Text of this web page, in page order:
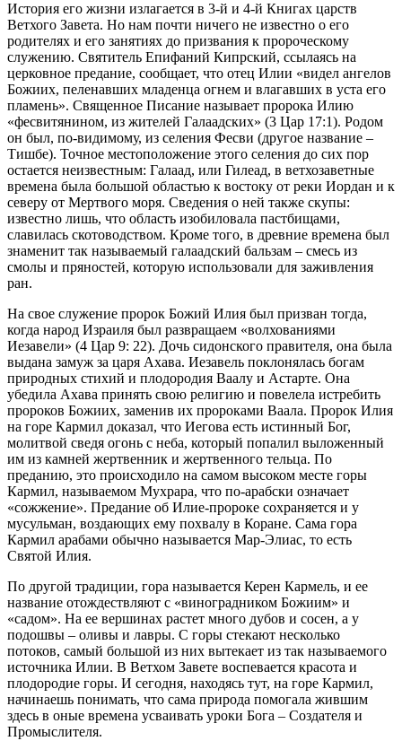
История его жизни излагается в 3-й и 4-й Книгах царств
Ветхого Завета. Но нам почти ничего не известно о его
родителях и его занятиях до призвания к пророческому
служению. Святитель Епифаний Кипрский, ссылаясь на
церковное предание, сообщает, что отец Илии «видел ангелов
Божиих, пеленавших младенца огнем и влагавших в уста его
пламень». Священное Писание называет пророка Илию
«фесвитянином, из жителей Галаадских» (3 Цар 17:1). Родом
он был, по-видимому, из селения Фесви (другое название –
Тишбе). Точное местоположение этого селения до сих пор
остается неизвестным: Галаад, или Гилеад, в ветхозаветные
времена была большой областью к востоку от реки Иордан и к
северу от Мертвого моря. Сведения о ней также скупы:
известно лишь, что область изобиловала пастбищами,
славилась скотоводством. Кроме того, в древние времена был
знаменит так называемый галаадский бальзам – смесь из
смолы и пряностей, которую использовали для заживления
ран.
На свое служение пророк Божий Илия был призван тогда,
когда народ Израиля был развращаем «волхованиями
Иезавели» (4 Цар 9: 22). Дочь сидонского правителя, она была
выдана замуж за царя Ахава. Иезавель поклонялась богам
природных стихий и плодородия Ваалу и Астарте. Она
убедила Ахава принять свою религию и повелела истребить
пророков Божиих, заменив их пророками Ваала. Пророк Илия
на горе Кармил доказал, что Иегова есть истинный Бог,
молитвой сведя огонь с неба, который попалил выложенный
им из камней жертвенник и жертвенного тельца. По
преданию, это происходило на самом высоком месте горы
Кармил, называемом Мухрара, что по-арабски означает
«сожжение». Предание об Илие-пророке сохраняется и у
мусульман, воздающих ему похвалу в Коране. Сама гора
Кармил арабами обычно называется Мар-Элиас, то есть
Святой Илия.
По другой традиции, гора называется Керен Кармель, и ее
название отождествляют с «виноградником Божиим» и
«садом». На ее вершинах растет много дубов и сосен, а у
подошвы – оливы и лавры. С горы стекают несколько
потоков, самый большой из них вытекает из так называемого
источника Илии. В Ветхом Завете воспевается красота и
плодородие горы. И сегодня, находясь тут, на горе Кармил,
начинаешь понимать, что сама природа помогала жившим
здесь в оные времена усваивать уроки Бога – Создателя и
Промыслителя.